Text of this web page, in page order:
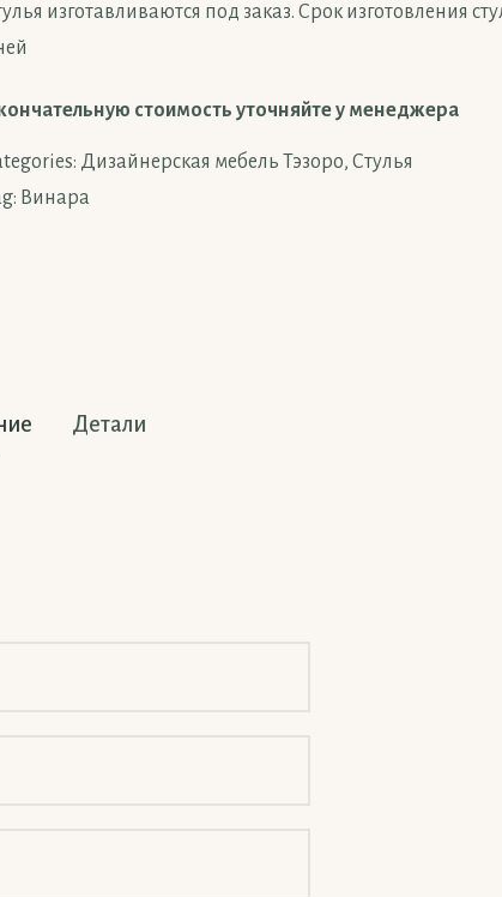
изготавливаются под заказ. Срок изготовления
стоимость уточняйте у менеджера
Дизайнерская мебель Тэзоро, Стулья
Винара
Детали